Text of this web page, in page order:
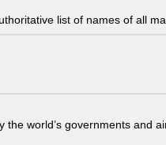
list of names of all
world’s governments and